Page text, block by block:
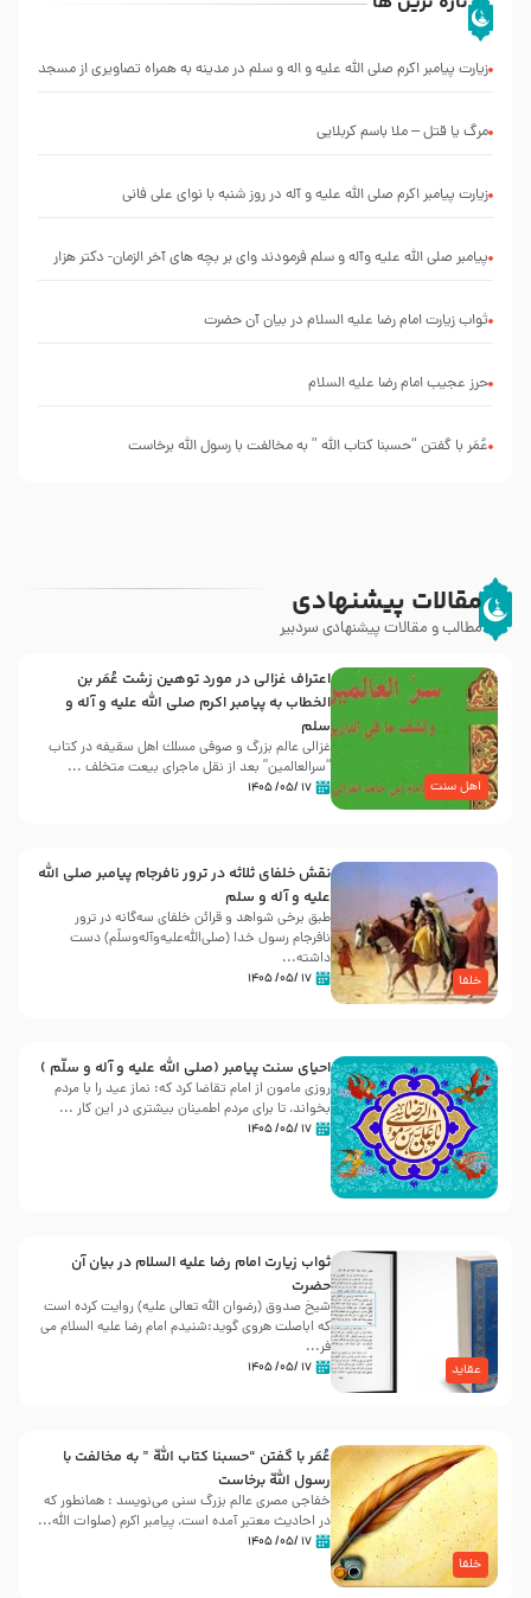
زیارت پیامبر اکرم صلی الله علیه و اله و سلم در مدینه به همراه تصاویری از مسجد
مرگ یا قتل – ملا باسم کربلایی
زیارت پیامبر اکرم صلی الله علیه و آله در روز شنبه با نوای علی فانی
پیامبر صلی الله علیه وآله و سلم فرمودند وای بر بچه های آخر الزمان- دکتر هزار
ثواب زیارت امام رضا علیه السلام در بیان آن حضرت
حرز عجیب امام رضا علیه السلام
عُمَر با گفتن “حسبنا كتاب اللّه ” به مخالفت با رسول اللّه برخاست
مقالات پیشنهادی
مطالب و مقالات پیشنهادی سردبیر
اهل سنت
اعتراف غزالی در مورد توهین زشت عُمَر بن
الخطاب به پیامبر اکرم صلی الله علیه و آله و
سلم
غزالی عالم بزرگ و صوفی مسلك اهل سقيفه در کتاب
“سرالعالمین” بعد از نقل ماجرای بیعت متخلف ...
۱۷ /۰۵/ ۱۴۰۵
خلفا
نقش خلفای ثلاثه در ترور نافرجام پیامبر صلی الله
علیه و آله و سلم
طبق برخی شواهد و قرائن خلفای سه‌گانه در ترور
نافرجام رسول خدا (صلی‌الله‌علیه‌و‌آله‌وسلّم) دست
داشته‌...
۱۷ /۰۵/ ۱۴۰۵
احیای سنت پیامبر (صلی الله علیه و آله و سلّم )
روزی مامون از امام تقاضا کرد که: نماز عید را با مردم
بخواند، تا برای مردم اطمینان بیشتری در این کار ...
۱۷ /۰۵/ ۱۴۰۵
عقاید
ثواب زیارت امام رضا علیه السلام در بیان آن
حضرت
شیخ صدوق (رضوان الله تعالی علیه) روایت کرده است
که اباصلت هروی گوید:شنیدم امام رضا علیه السلام می
فر...
۱۷ /۰۵/ ۱۴۰۵
خلفا
عُمَر با گفتن “حسبنا كتاب اللّه ” به مخالفت با
رسول اللّه برخاست
خفاجی مصری عالم بزرگ سنی می‌نویسد : همانطور که
در احادیث معتبر آمده است، پیامبر اکرم (صلوات اللّه...
۱۷ /۰۵/ ۱۴۰۵